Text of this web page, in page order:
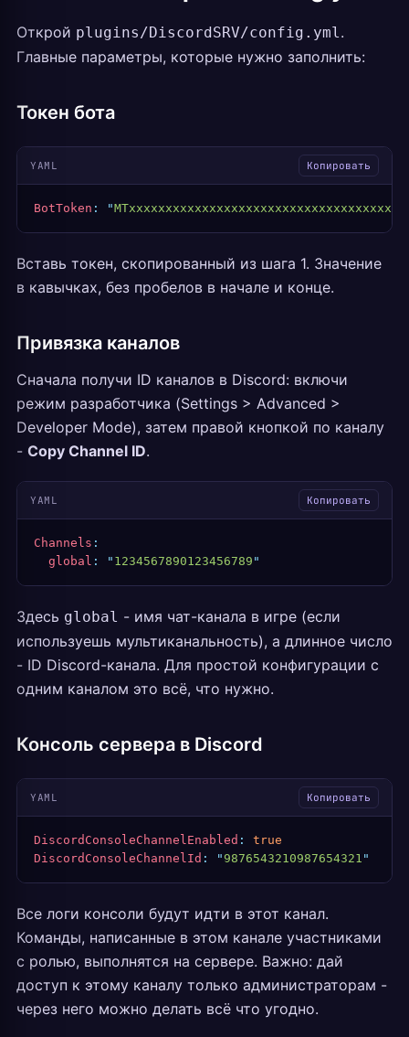
Открой plugins/DiscordSRV/config.yml.
Главные параметры, которые нужно заполнить:
Токен бота
YAML Копировать
BotToken : "
Вставь токен, скопированный из шага 1. Значение
в кавычках, без пробелов в начале и конце.
Привязка каналов
Сначала получи ID каналов в Discord: включи
режим разработчика (Settings > Advanced >
Developer Mode), затем правой кнопкой по каналу
- Copy Channel ID.
YAML Копировать
Channels :
  global
: " 1234567890123456789 "
Здесь global - имя чат-канала в игре (если
используешь мультиканальность), а длинное число
- ID Discord-канала. Для простой конфигурации с
одним каналом это всё, что нужно.
Консоль сервера в Discord
YAML Копировать
DiscordConsoleChannelEnabled :
true
DiscordConsoleChannelId : " 9876543210987654321 "
Все логи консоли будут идти в этот канал.
Команды, написанные в этом канале участниками
с ролью, выполнятся на сервере. Важно: дай
доступ к этому каналу только администраторам -
через него можно делать всё что угодно.